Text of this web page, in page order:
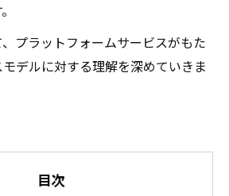
プラットフォームサービスがもた
デルに対する理解を深めていきま
目次